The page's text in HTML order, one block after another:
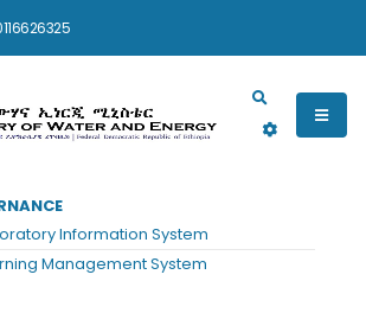
Information System
Management System